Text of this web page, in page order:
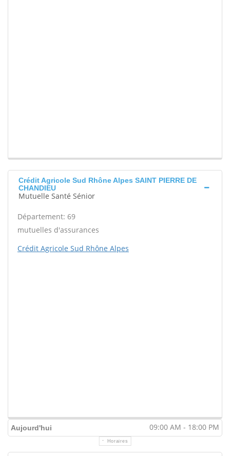
Crédit Agricole Sud Rhône Alpes SAINT PIERRE DE
CHANDIEU
Mutuelle Santé Sénior
Département: 69
mutuelles d'assurances
Crédit Agricole Sud Rhône Alpes
Aujourd'hui 09:00 AM - 18:00 PM
Horaires